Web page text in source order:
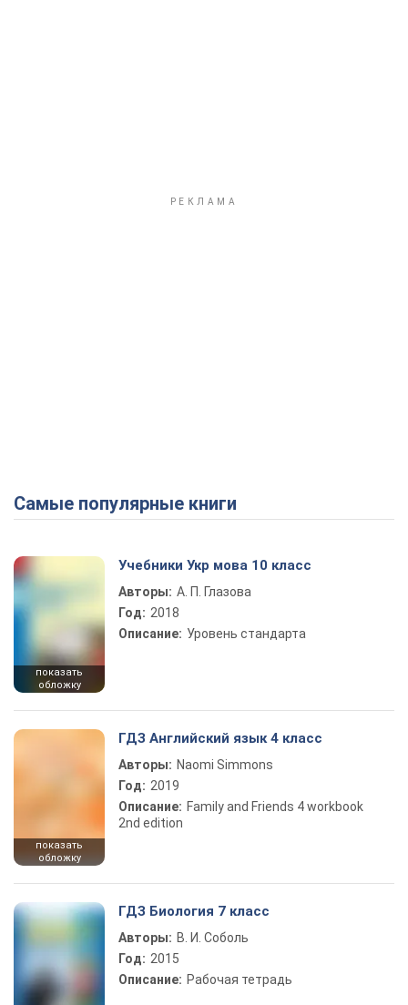
Самые популярные книги
показать
обложку
Учебники Укр мова 10 класс
Авторы: А. П. Глазова
Год: 2018
Описание: Уровень стандарта
показать
обложку
ГДЗ Английский язык 4 класс
Авторы: Naomi Simmons
Год: 2019
Описание: Family and Friends 4 workbook
2nd edition
ГДЗ Биология 7 класс
Авторы: В. И. Соболь
Год: 2015
Описание: Рабочая тетрадь